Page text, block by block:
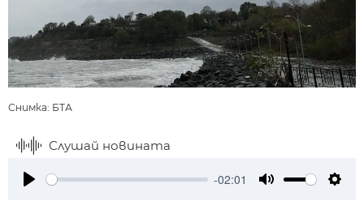
Снимка: БТА
Слушай новината
-02:01